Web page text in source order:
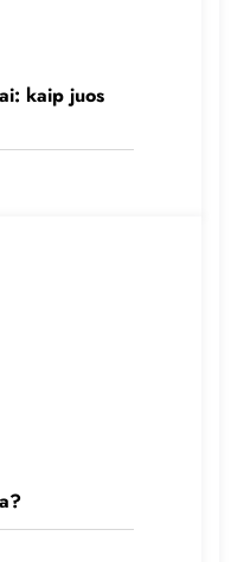
kaip juos